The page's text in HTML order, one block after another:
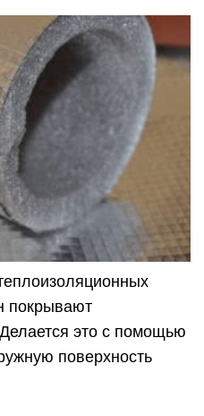
покрывают
это с помощью
поверхность